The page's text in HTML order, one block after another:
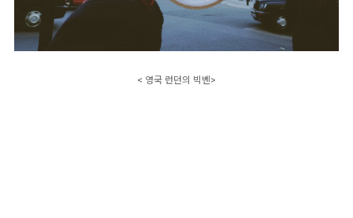
< 영국 런던의 빅벤>